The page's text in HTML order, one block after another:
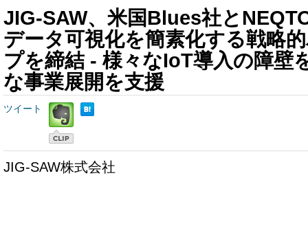
JIG-SAW、米国Blues社と
データ可視化を簡素化する戦略
プを締結 - 様々なIoT導入の障壁
な事業展開を支援
ツイート
JIG-SAW株式会社